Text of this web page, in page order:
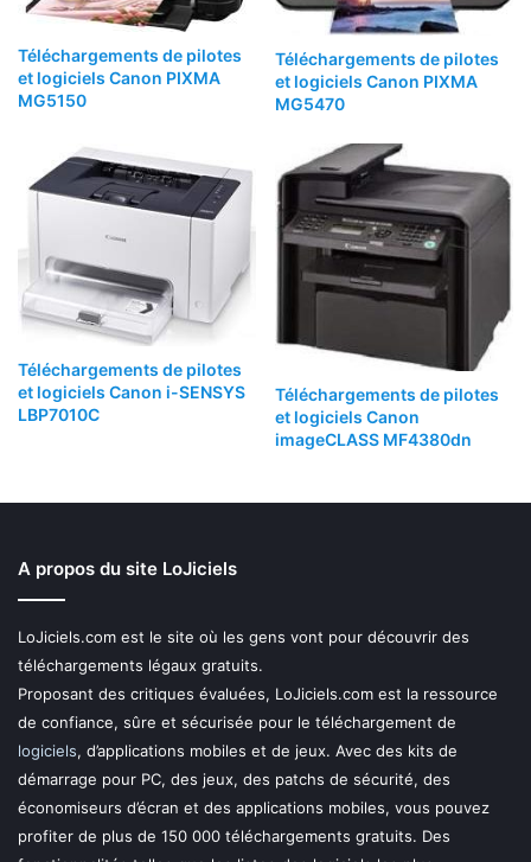
Téléchargements de pilotes
et logiciels Canon PIXMA
MG5150
Téléchargements de pilotes
et logiciels Canon PIXMA
MG5470
Téléchargements de pilotes
et logiciels Canon i-SENSYS
LBP7010C
Téléchargements de pilotes
et logiciels Canon
imageCLASS MF4380dn
A propos du site LoJiciels
LoJiciels.com est le site où les gens vont pour découvrir des
téléchargements légaux gratuits.
Proposant des critiques évaluées, LoJiciels.com est la ressource
de confiance, sûre et sécurisée pour le téléchargement de
logiciels, d’applications mobiles et de jeux. Avec des kits de
démarrage pour PC, des jeux, des patchs de sécurité, des
économiseurs d’écran et des applications mobiles, vous pouvez
profiter de plus de 150 000 téléchargements gratuits. Des